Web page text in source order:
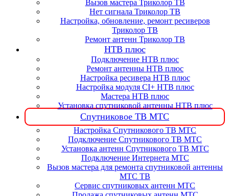
Вызов мастера Триколор ТВ
Нет сигнала Триколор ТВ
Настройка, обновление, ремонт ресиверов
Триколор ТВ
Ремонт антенн Триколор ТВ
НТВ плюс
Подключение НТВ плюс
Ремонт антенны НТВ плюс
Настройка ресивера НТВ плюс
Настройка модуля CI+ НТВ плюс
Мастера НТВ плюс
Установка спутниковой антенны НТВ плюс
Спутниковое ТВ МТС
Настройка Спутникового ТВ МТС
Подключение Спутникового ТВ МТС
Установка антенн Спутникового ТВ МТС
Подключение Интернета МТС
Вызов мастера для ремонта спутниковой антенны
МТС ТВ
Сервис спутниковых антенн МТС